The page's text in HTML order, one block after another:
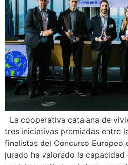
La cooperativa catalana de
tres iniciativas premiadas entre
finalistas del Concurso Europeo
jurado ha valorado la